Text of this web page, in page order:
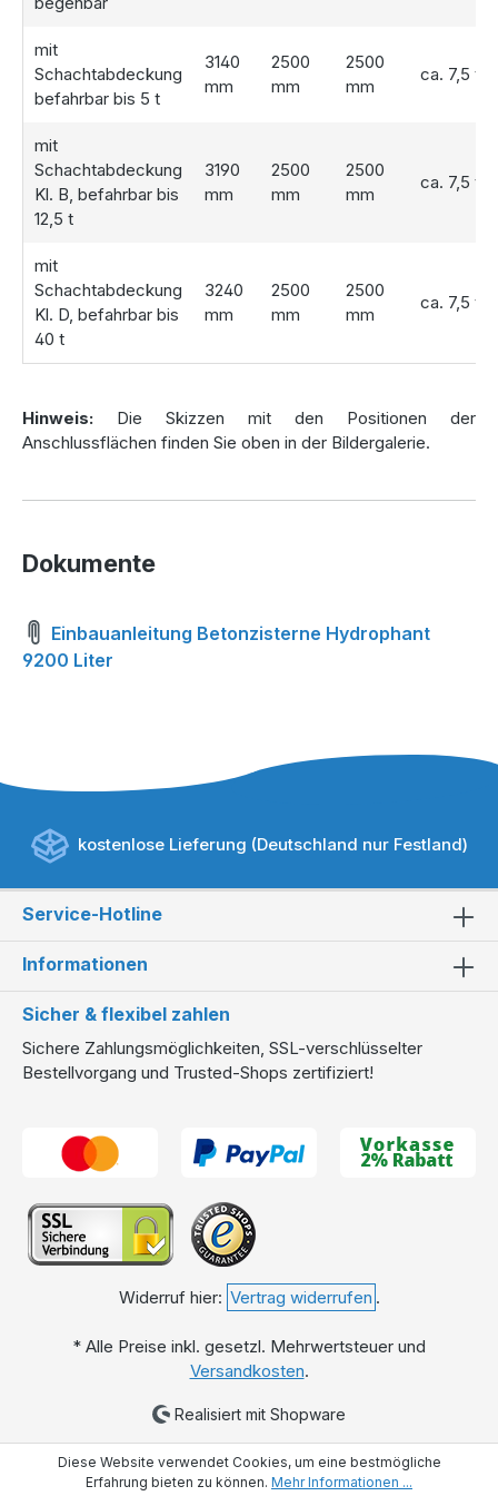
Ablaufgeschwindigkeit und die individuelle Aufteilung des
gesetzlichen Widerrufsrecht unterliegen.
Die Betonzisterne wird Ihnen direkt bei der Anlieferung in
Bitte beachten Sie hierzu aber unbedingt unsere
Lieferhinweise.
mit
Schachtabdeckung
befahrbar bis 5 t
3140
mm
2500
mm
2500
mm
ca. 7,5 t
mit
Schachtabdeckung
Kl. B, befahrbar bis
12,5 t
3190
mm
2500
mm
2500
mm
ca. 7,5 t
mit
Schachtabdeckung
Kl. D, befahrbar bis
40 t
3240
mm
2500
mm
2500
mm
ca. 7,5 t
Hinweis: Die Skizzen mit den Positionen der
Anschlussflächen finden Sie oben in der Bildergalerie.
Dokumente
Einbauanleitung Betonzisterne Hydrophant
9200 Liter
kostenlose Lieferung (Deutschland nur Festland)
Service-Hotline
Informationen
Sicher & flexibel zahlen
Sichere Zahlungsmöglichkeiten, SSL-verschlüsselter
Bestellvorgang und Trusted-Shops zertifiziert!
Widerruf hier: Vertrag widerrufen .
* Alle Preise inkl. gesetzl. Mehrwertsteuer und
Versandkosten.
Realisiert mit Shopware
Diese Website verwendet Cookies, um eine bestmögliche
Erfahrung bieten zu können. Mehr Informationen ...